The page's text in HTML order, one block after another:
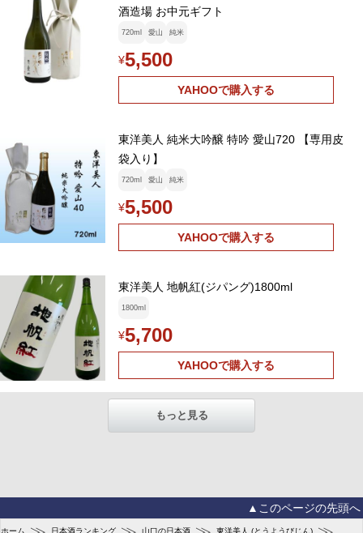
酒造場 お中元ギフト
720ml 愛山 純米
¥5,500
YAHOOで購入する
東洋美人 純米大吟醸 特吟 愛山720 【専用皮
袋入り】
720ml 愛山 純米
¥5,500
YAHOOで購入する
東洋美人 地帆紅(ジパング)1800ml
1800ml
¥5,700
YAHOOで購入する
もっと見る
▲このページの先頭へ